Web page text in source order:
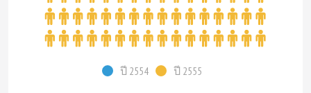
ปี 2554 ปี 2555